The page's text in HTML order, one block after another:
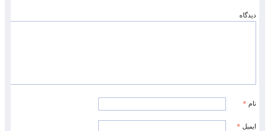
دیدگاه
نام *
ایمیل *